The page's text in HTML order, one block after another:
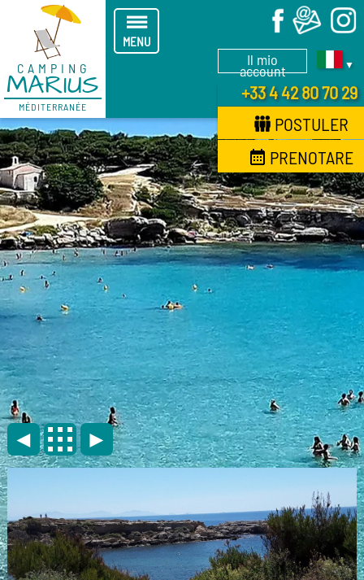
CAMPING
MARIUS
MÉDITERRANÉE
Il mio
account ▼
+33 4 42 80 70 29
POSTULER
PRENOTARE
MENU
X
◄ ►